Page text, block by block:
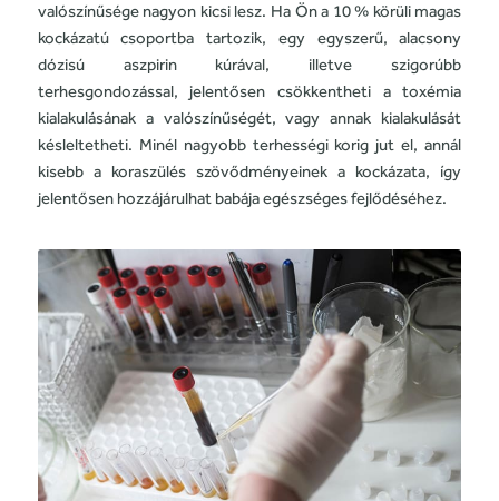
valószínűsége nagyon kicsi lesz. Ha Öna 10 % körüli magas
kockázatú csoportba tartozik, egy egyszerű, alacsony
dózisú aszpirin kúrával, illetve szigorúbb
terhesgondozással, jelentősen csökkentheti a toxémia
kialakulásának a valószínűségét, vagy annak kialakulását
késleltetheti. Minél nagyobb terhességi korig jut el, annál
kisebb a koraszülés szövődményeinek a kockázata, így
jelentősen hozzájárulhat babája egészséges fejlődéséhez.